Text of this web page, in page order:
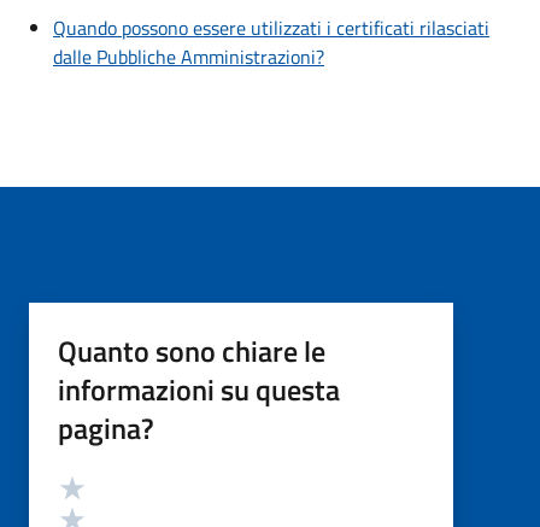
Quando possono essere utilizzati i certificati rilasciati
dalle Pubbliche Amministrazioni?
Quanto sono chiare le
informazioni su questa
pagina?
Valutazione